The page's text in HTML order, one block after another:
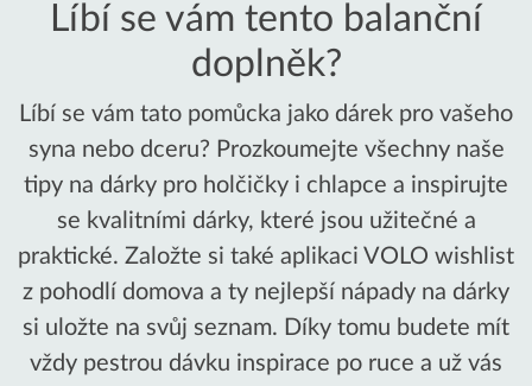
Líbí se vám tento balanční
doplněk?
Líbí se vám tato pomůcka jako dárek pro vašeho
syna nebo dceru? Prozkoumejte všechny naše
tipy na dárky pro holčičky i chlapce a inspirujte
se kvalitními dárky, které jsou užitečné a
praktické. Založte si také aplikaci VOLO wishlist
z pohodlí domova a ty nejlepší nápady na dárky
si uložte na svůj seznam. Díky tomu budete mít
vždy pestrou dávku inspirace po ruce a už vás